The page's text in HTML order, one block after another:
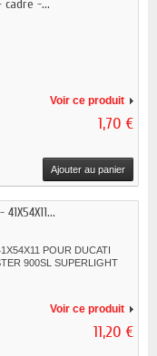
-...
Voir ce produit
1,70 €
Ajouter au panier
POUR DUCATI
900SL SUPERLIGHT
Voir ce produit
11,20 €